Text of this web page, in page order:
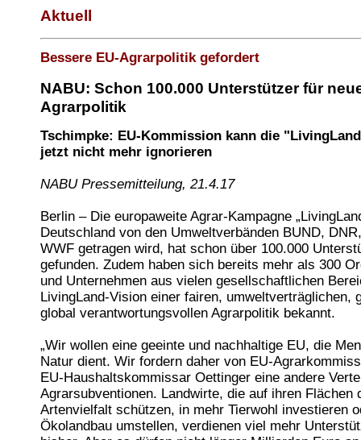
Aktuell
Bessere EU-Agrarpolitik gefordert
NABU: Schon 100.000 Unterstützer für
Agrarpolitik
Tschimpke: EU-Kommission kann die
jetzt nicht mehr ignorieren
NABU Pressemitteilung, 21.4.17
Berlin – Die europaweite Agrar-Kampagne
Deutschland von den Umweltverbänden BUND,
WWF getragen wird, hat schon über 100.000
gefunden. Zudem haben sich bereits mehr als 300
und Unternehmen aus vielen gesellschaftlichen
LivingLand-Vision einer fairen, umweltverträglichen,
global verantwortungsvollen Agrarpolitik bekannt.
„Wir wollen eine geeinte und nachhaltige EU, die
Natur dient. Wir fordern daher von EU-
EU-Haushaltskommissar Oettinger eine andere
Agrarsubventionen. Landwirte, die auf ihren Flächen
Artenvielfalt schützen, in mehr Tierwohl investieren
Ökolandbau umstellen, verdienen viel mehr